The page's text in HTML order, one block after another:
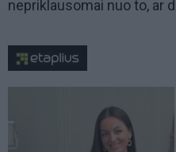
nepriklausomai nuo to, ar